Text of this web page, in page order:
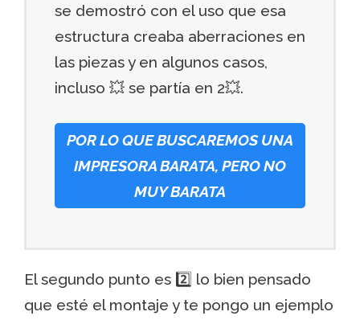
se demostró con el uso que esa
estructura creaba aberraciones en
las piezas y en algunos casos,
incluso 💥 se partía en 2💥.
POR LO QUE BUSCAREMOS UNA
IMPRESORA BARATA, PERO NO
MUY BARATA
El segundo punto es 2️⃣ lo bien pensado
que esté el montaje y te pongo un ejemplo